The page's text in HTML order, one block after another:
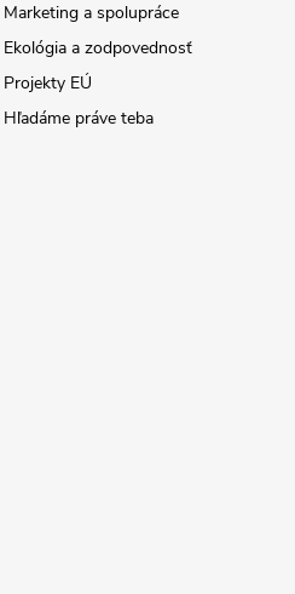
Marketing a spolupráce
Ekológia a zodpovednosť
Projekty EÚ
Hľadáme práve teba